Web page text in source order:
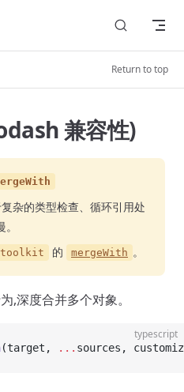
Return to top
兼容性)
杂的类型检查、循环引用处
toolkit 的 mergeWith 。
,深度合并多个对象。
typescript
(target, ... sources,